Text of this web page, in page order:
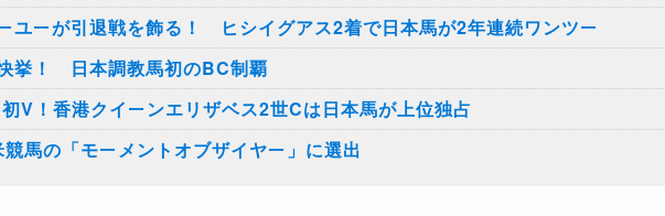
ユーが引退戦を飾る！ ヒシイグアス2着で日本馬が2年連続ワンツー
挙！ 日本調教馬初のBC制覇
V！香港クイーンエリザベス2世Cは日本馬が上位独占
馬の「モーメントオブザイヤー」に選出